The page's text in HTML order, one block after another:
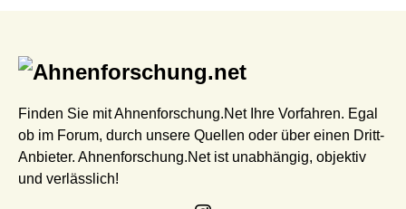
Finden Sie mit Ahnenforschung.Net Ihre Vorfahren. Egal
ob im Forum, durch unsere Quellen oder über einen Dritt-
Anbieter. Ahnenforschung.Net ist unabhängig, objektiv
und verlässlich!